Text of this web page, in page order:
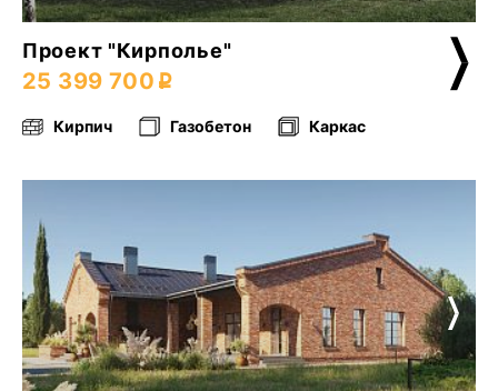
Проект "Кирполье"
25 399 700
Кирпич Газобетон Каркас